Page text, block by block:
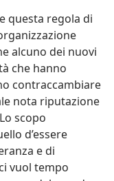
questa regola di
alcuno dei nuovi
che hanno
contraccambiare
nota riputazione
scopo
d’essere
e di
vuol tempo